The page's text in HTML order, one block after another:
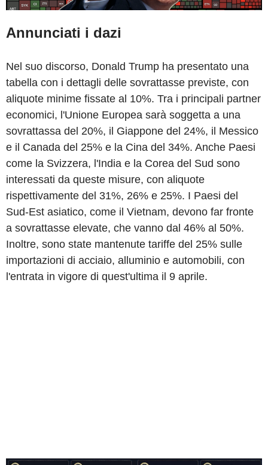
Annunciati i dazi
Nel suo discorso, Donald Trump ha presentato una
tabella con i dettagli delle sovrattasse previste, con
aliquote minime fissate al 10%. Tra i principali partner
economici, l'Unione Europea sarà soggetta a una
sovrattassa del 20%, il Giappone del 24%, il Messico
e il Canada del 25% e la Cina del 34%. Anche Paesi
come la Svizzera, l'India e la Corea del Sud sono
interessati da queste misure, con aliquote
rispettivamente del 31%, 26% e 25%. I Paesi del
Sud-Est asiatico, come il Vietnam, devono far fronte
a sovrattasse elevate, che vanno dal 46% al 50%.
Inoltre, sono state mantenute tariffe del 25% sulle
importazioni di acciaio, alluminio e automobili, con
l'entrata in vigore di quest'ultima il 9 aprile.